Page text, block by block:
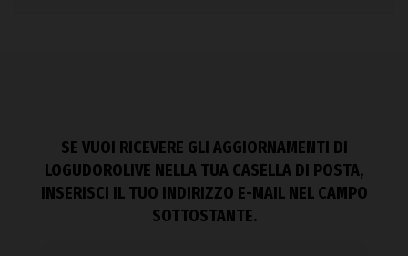
SE VUOI RICEVERE GLI AGGIORNAMENTI DI
LOGUDOROLIVE NELLA TUA CASELLA DI POSTA,
INSERISCI IL TUO INDIRIZZO E-MAIL NEL CAMPO
SOTTOSTANTE.